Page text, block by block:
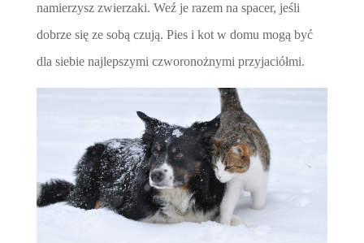
namierzysz zwierzaki. Weź je razem na spacer, jeśli
dobrze się ze sobą czują. Pies i kot w domu mogą być
dla siebie najlepszymi czworonożnymi przyjaciółmi.